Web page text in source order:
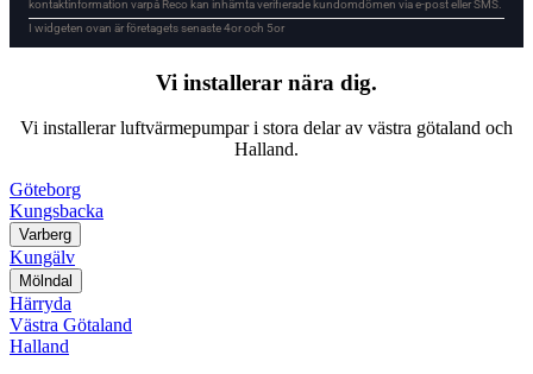
Vi installerar nära dig.
Vi installerar luftvärmepumpar i stora delar av västra götaland och
Halland.
Göteborg
Kungsbacka
Varberg
Kungälv
Mölndal
Härryda
Västra Götaland
Halland